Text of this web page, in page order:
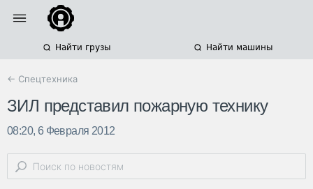
Найти грузы Найти машины
← Спецтехника
ЗИЛ представил пожарную технику
08:20, 6 Февраля 2012